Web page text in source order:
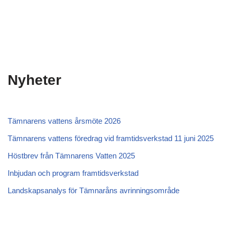
Nyheter
Tämnarens vattens årsmöte 2026
Tämnarens vattens föredrag vid framtidsverkstad 11 juni 2025
Höstbrev från Tämnarens Vatten 2025
Inbjudan och program framtidsverkstad
Landskapsanalys för Tämnaråns avrinningsområde